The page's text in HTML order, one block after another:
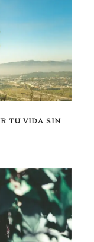
TU VIDA SIN